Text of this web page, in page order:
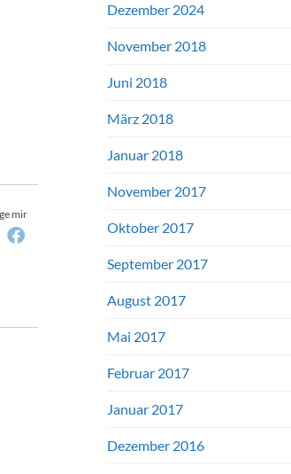
mir
Dezember 2024
November 2018
Juni 2018
März 2018
Januar 2018
November 2017
Oktober 2017
September 2017
August 2017
Mai 2017
Februar 2017
Januar 2017
Dezember 2016